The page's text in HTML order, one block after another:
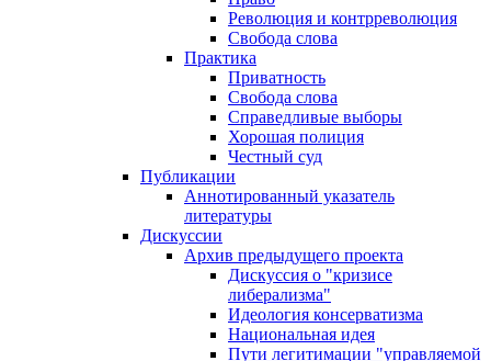
Революция и контрреволюция
Свобода слова
Практика
Приватность
Свобода слова
Справедливые выборы
Хорошая полиция
Честный суд
Публикации
Аннотированный указатель
литературы
Дискуссии
Архив предыдущего проекта
Дискуссия о "кризисе
либерализма"
Идеология консерватизма
Национальная идея
Пути легитимации "управляемой